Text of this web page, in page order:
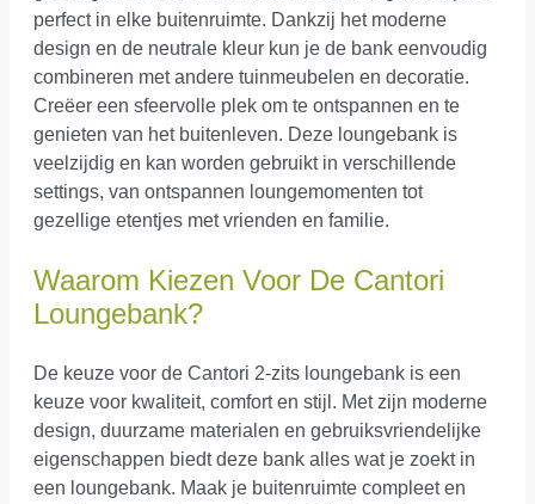
perfect in elke buitenruimte. Dankzij het moderne
design en de neutrale kleur kun je de bank eenvoudig
combineren met andere tuinmeubelen en decoratie.
Creëer een sfeervolle plek om te ontspannen en te
genieten van het buitenleven. Deze loungebank is
veelzijdig en kan worden gebruikt in verschillende
settings, van ontspannen loungemomenten tot
gezellige etentjes met vrienden en familie.
Waarom Kiezen Voor De Cantori
Loungebank?
De keuze voor de Cantori 2-zits loungebank is een
keuze voor kwaliteit, comfort en stijl. Met zijn moderne
design, duurzame materialen en gebruiksvriendelijke
eigenschappen biedt deze bank alles wat je zoekt in
een loungebank. Maak je buitenruimte compleet en